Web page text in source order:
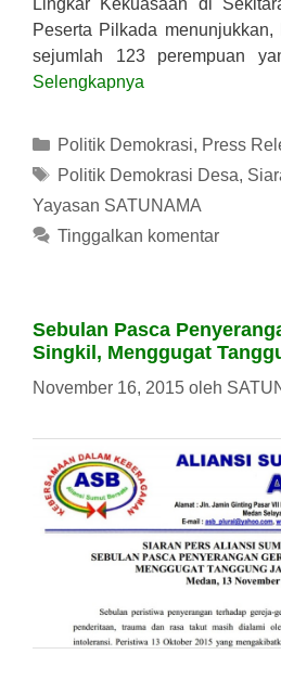
Lingkar Kekuasaan di
Peserta Pilkada
sejumlah 123 perempuan
Selengkapnya
Kategori
Politik Demokrasi, Press
Tag
Politik Demokrasi Desa,
Yayasan SATUNAMA
Tinggalkan komentar
Sebulan Pasca
Singkil, Menggugat
November 16, 2015 oleh